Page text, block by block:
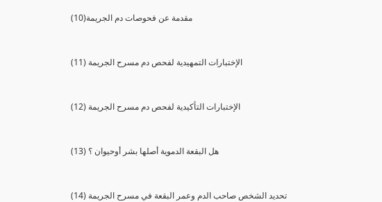
(10)مقدمة عن فحوصات دم الجريمة
(11) الإختبارات التمهيدية لفحص دم مسرح الجريمة
(12) الإختبارات التأكيدية لفحص دم مسرح الجريمة
(13) هل البقعة الدموية أصلها بشر أوحيوان ؟
(14) تحديد الشخص صاحب الدم وعمر البقعة في مسرح الجريمة